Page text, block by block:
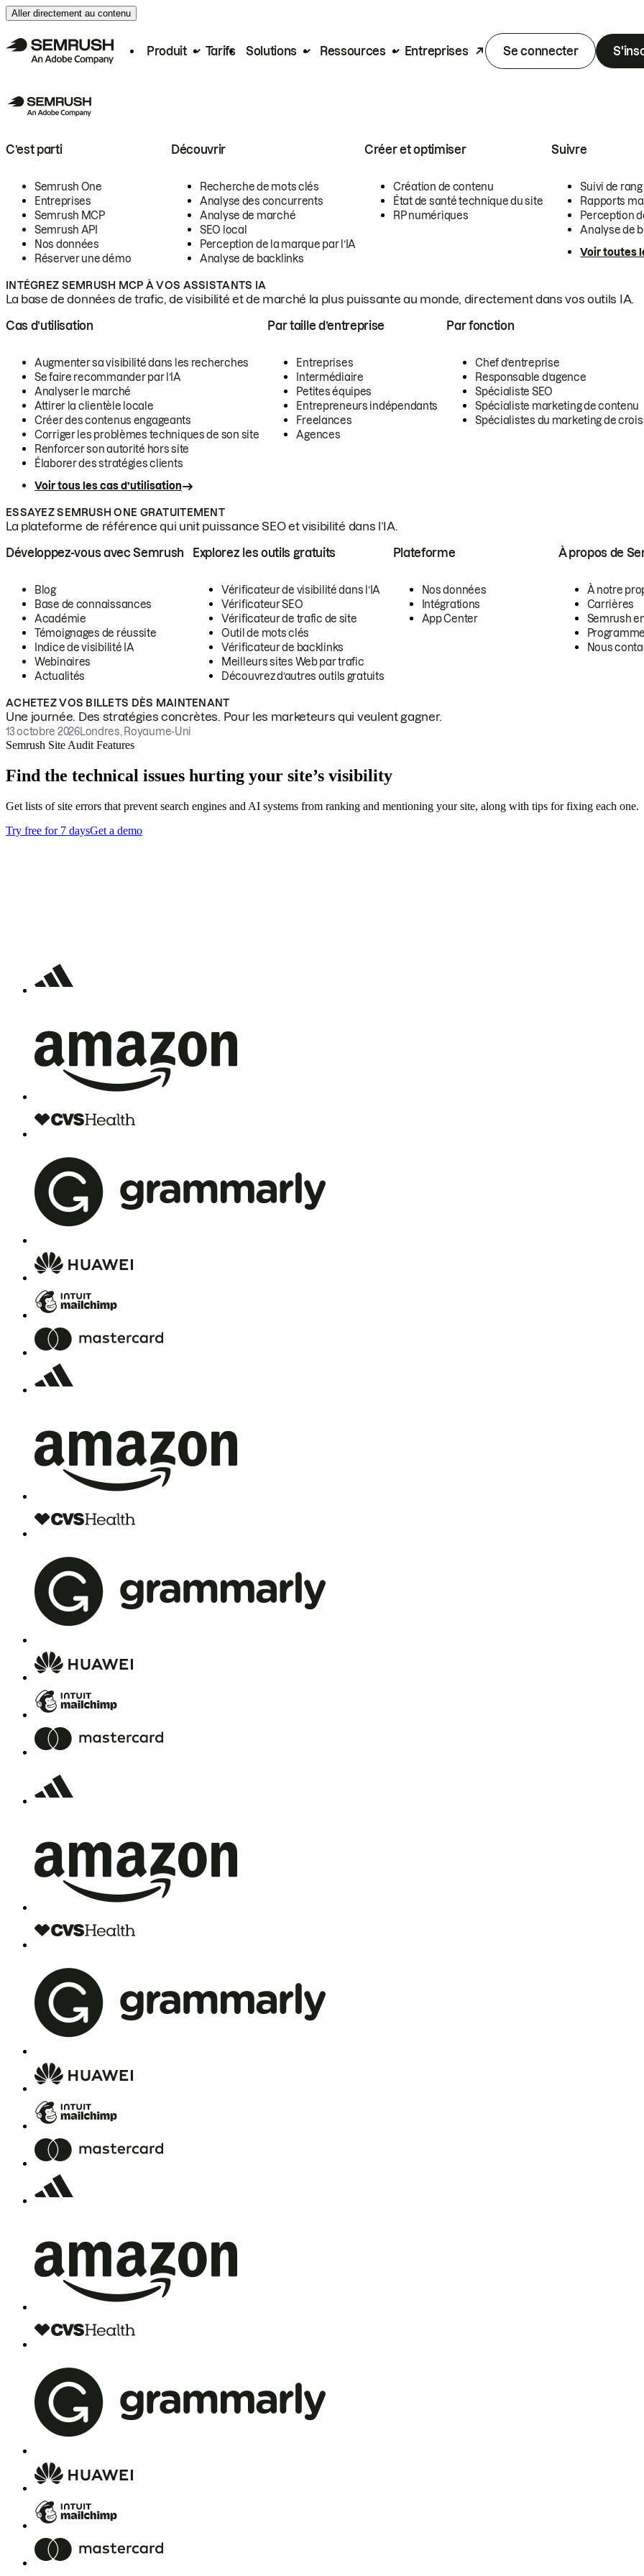
Aller directement au contenu
Produit Tarifs Solutions Ressources Entreprises Se connecter
C’est parti
Semrush One
Entreprises
Semrush MCP
Semrush API
Nos données
Réserver une démo
Découvrir
Recherche de mots clés
Analyse des concurrents
Analyse de marché
SEO local
Perception de la marque par l’IA
Analyse de backlinks
Créer et optimiser
Création de contenu
État de santé technique du site
RP numériques
Suivre
Suivi de rang
Rapports
Perception
Analyse de
Voir toutes
INTÉGREZ SEMRUSH MCP À VOS ASSISTANTS IA
La base de données de trafic, de visibilité et de marché la plus puissante au monde, directement dans vos outils IA.
Cas d’utilisation
Augmenter sa visibilité dans les recherches
Se faire recommander par l’IA
Analyser le marché
Attirer la clientèle locale
Créer des contenus engageants
Corriger les problèmes techniques de son site
Renforcer son autorité hors site
Élaborer des stratégies clients
Voir tous les cas d’utilisation
Par taille d’entreprise
Entreprises
Intermédiaire
Petites équipes
Entrepreneurs indépendants
Freelances
Agences
Par fonction
Chef d’entreprise
Responsable d’agence
Spécialiste SEO
Spécialiste marketing de contenu
Spécialistes du marketing de
ESSAYEZ SEMRUSH ONE GRATUITEMENT
La plateforme de référence qui unit puissance SEO et visibilité dans l’IA.
Développez-vous avec Semrush
Blog
Base de connaissances
Académie
Témoignages de réussite
Indice de visibilité IA
Webinaires
Actualités
Explorez les outils gratuits
Vérificateur de visibilité dans l’IA
Vérificateur SEO
Vérificateur de trafic de site
Outil de mots clés
Vérificateur de backlinks
Meilleurs sites Web par trafic
Découvrez d’autres outils gratuits
Plateforme
Nos données
Intégrations
App Center
À propos de
À notre
Carrières
Semrush
Nous
ACHETEZ VOS BILLETS DÈS MAINTENANT
Une journée. Des stratégies concrètes. Pour les marketeurs qui veulent gagner.
13 octobre 2026Londres, Royaume-Uni
Semrush Site Audit Features
Find the technical issues hurting your site’s visibility
Get lists of site errors that prevent search engines and AI systems from ranking and mentioning your site, along with tips for fixing each one.
Try free for 7 daysGet a demo